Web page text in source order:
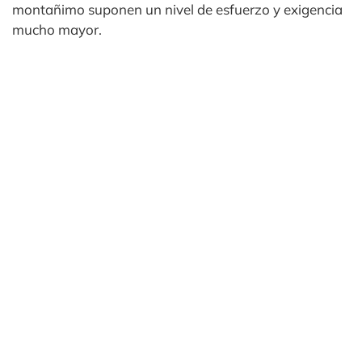
montañimo suponen un nivel de esfuerzo y exigencia
mucho mayor.